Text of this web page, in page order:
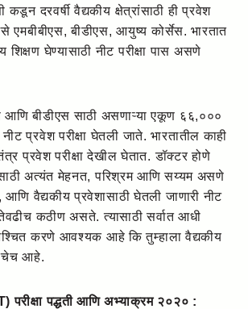
दरवर्षी वैद्यकीय क्षेत्रांसाठी ही प्रवेश
एमबीबीएस, बीडीएस, आयुष्य कोर्सेस. भारतात
शिक्षण घेण्यासाठी नीट परीक्षा पास असणे
आणि बीडीएस साठी असणाऱ्या एकूण ६६,०००
नीट प्रवेश परीक्षा घेतली जाते. भारतातील काही
प्रवेश परीक्षा देखील घेतात. डॉक्टर होणे
अत्यंत मेहनत, परिश्रम आणि सय्यम असणे
वैद्यकीय प्रवेशासाठी घेतली जाणारी नीट
कठीण असते. त्यासाठी सर्वात आधी
करणे आवश्यक आहे कि तुम्हाला वैद्यकीय
आहे.
पद्धती आणि अभ्याक्रम २०२० :